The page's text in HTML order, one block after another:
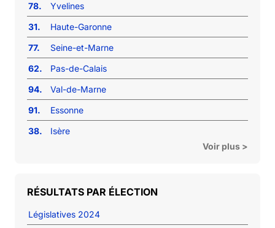
78.
Yvelines
31.
Haute-Garonne
77.
Seine-et-Marne
62.
Pas-de-Calais
94.
Val-de-Marne
91.
Essonne
38.
Isère
Voir plus >
RÉSULTATS PAR ÉLECTION
Législatives 2024